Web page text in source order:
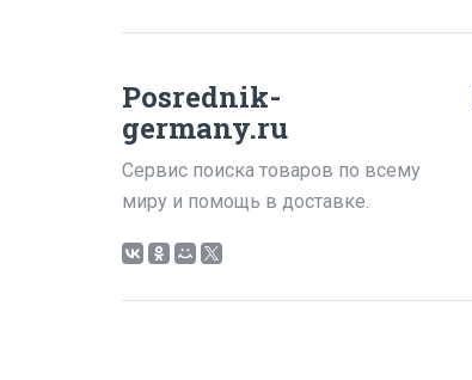
Posrednik-
germany.ru
Сервис поиска товаров по всему
миру и помощь в доставке.